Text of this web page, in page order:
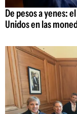
De pesos a yenes:
Unidos en las